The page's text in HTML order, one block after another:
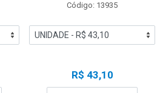
Código: 13935
R$ 43,10